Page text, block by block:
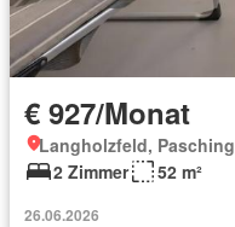
€ 927/Monat
Langholzfeld, Pasching
2 Zimmer
52 m²
26.06.2026